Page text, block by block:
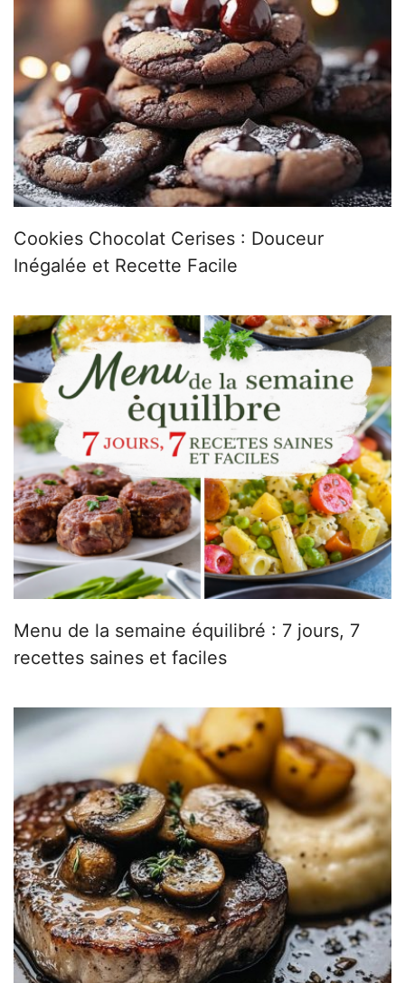
Cookies Chocolat Cerises : Douceur
Inégalée et Recette Facile
Menu de la semaine équilibré : 7 jours, 7
recettes saines et faciles